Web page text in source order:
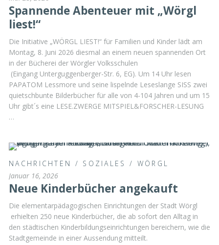
Spannende Abenteuer mit „Wörgl
liest!“
Die Initiative „WÖRGL LIEST!“ für Familien und Kinder lädt am
Montag, 8. Juni 2026 diesmal an einem neuen spannenden Ort
in der Bücherei der Wörgler Volksschulen
(Eingang Unterguggenberger-Str. 6, EG). Um 14 Uhr lesen
PAPATOM Lessmore und seine lispelnde Leseslange SISS zwei
quietschbunte Bilderbücher für alle von 4-104 Jahren und um 15
Uhr gibt´s eine LESE.ZWERGE MITSPIEL&FORSCHER-LESUNG
…
NACHRICHTEN / SOZIALES / WÖRGL
Januar 16, 2026
Neue Kinderbücher angekauft
Die elementarpädagogischen Einrichtungen der Stadt Wörgl
erhielten 250 neue Kinderbücher, die ab sofort den Alltag in
den städtischen Kinderbildungseinrichtungen bereichern, wie die
Stadtgemeinde in einer Aussendung mitteilt.